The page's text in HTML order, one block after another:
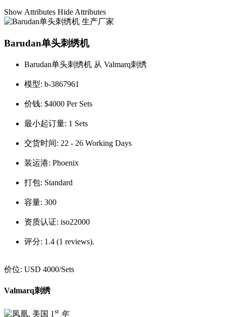
Show Attributes Hide Attributes
Barudan单头刺绣机
Barudan单头刺绣机 从 Valmarq刺绣
模型: b-3867961
价钱: $4000 Per Sets
最小起订量: 1 Sets
交货时间: 22 - 26 Working Days
装运港: Phoenix
打包: Standard
容量: 300
资质认证: iso22000
评分: 1.4 (1 reviews).
价位: USD 4000/Sets
Valmarq刺绣
1 st 年